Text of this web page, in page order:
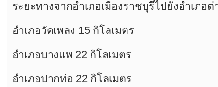
ระยะทางจากอำเภอเมืองราชบุรีไปยังอำเภอต่
อำเภอวัดเพลง 15 กิโลเมตร
อำเภอบางแพ 22 กิโลเมตร
อำเภอปากท่อ 22 กิโลเมตร